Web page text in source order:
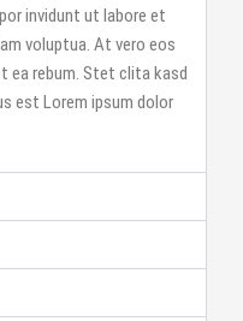
invidunt ut labore et
voluptua. At vero eos
ea rebum. Stet clita kasd
est Lorem ipsum dolor